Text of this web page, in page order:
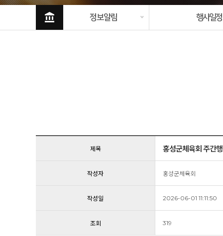
account_balance 정보알림 행사일정
제목 홍성군체육회 주간
작성자 홍성군체육회
작성일 2026-06-01 11:11:50
조회 319